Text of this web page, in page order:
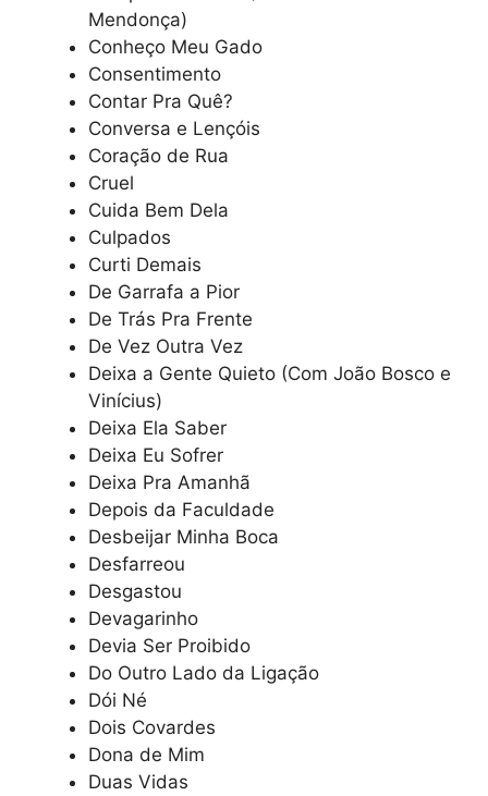
Mendonça)
Conheço Meu Gado
Consentimento
Contar Pra Quê?
Conversa e Lençóis
Coração de Rua
Cruel
Cuida Bem Dela
Culpados
Curti Demais
De Garrafa a Pior
De Trás Pra Frente
De Vez Outra Vez
Deixa a Gente Quieto (Com João Bosco e
Vinícius)
Deixa Ela Saber
Deixa Eu Sofrer
Deixa Pra Amanhã
Depois da Faculdade
Desbeijar Minha Boca
Desfarreou
Desgastou
Devagarinho
Devia Ser Proibido
Do Outro Lado da Ligação
Dói Né
Dois Covardes
Dona de Mim
Duas Vidas